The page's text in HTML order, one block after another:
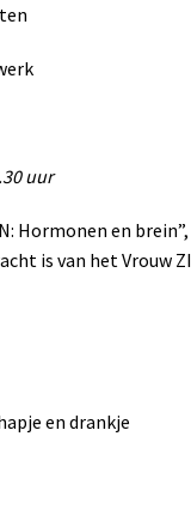
uur
Hormonen en
is van het Vrouw
en drankje